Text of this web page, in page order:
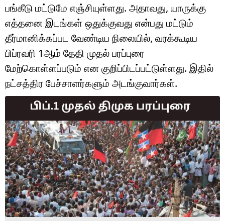
லைஃப்ஸ்டைல்
வணிகம்
டெக்னாலஜி
ஆன்மீகம்
ஹெஃல்த்
ஷார்ட் வீடியோஸ்
வலை கதைகள்
போட்டோ கேலரி
பங்கீடு மட்டுமே எஞ்சியுள்ளது. அதாவது, யாருக்கு
எத்தனை இடங்கள் ஒதுக்குவது என்பது மட்டும்
தீர்மானிக்கப்பட வேண்டிய நிலையில், வரக்கூடிய
பிப்ரவரி 1ஆம் தேதி முதல் பரப்புரை
மேற்கொள்ளப்படும் என குறிப்பிடப்பட்டுள்ளது. இதில்
நட்சத்திர பேச்சாளர்களும் அடங்குவார்கள்.